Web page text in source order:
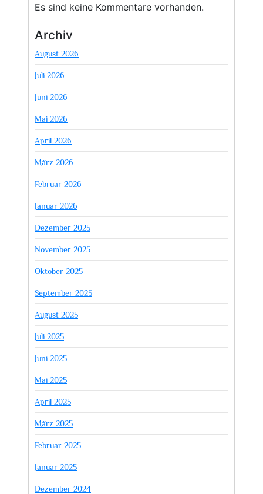
Es sind keine Kommentare vorhanden.
Archiv
August 2026
Juli 2026
Juni 2026
Mai 2026
April 2026
März 2026
Februar 2026
Januar 2026
Dezember 2025
November 2025
Oktober 2025
September 2025
August 2025
Juli 2025
Juni 2025
Mai 2025
April 2025
März 2025
Februar 2025
Januar 2025
Dezember 2024